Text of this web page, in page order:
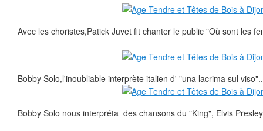
Avec les choristes,Patick Juvet fit chanter le public "Où sont les
Bobby Solo,l'inoubliable interprète italien d' "una lacrima sul
Bobby Solo nous interpréta des chansons du "King", Elvis